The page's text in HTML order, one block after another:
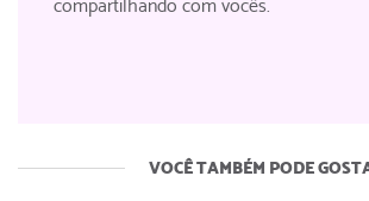
compartilhando com vocês.
VOCÊ TAMBÉM PODE